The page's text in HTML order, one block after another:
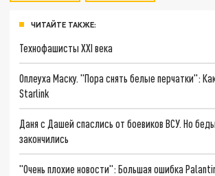
ЧИТАЙТЕ ТАКЖЕ:
Технофашисты XXI века
Оплеуха Маску. "Пора снять белые перчатки":
Starlink
Даня с Дашей спаслись от боевиков ВСУ. Но
закончились
"Очень плохие новости": Большая ошибка